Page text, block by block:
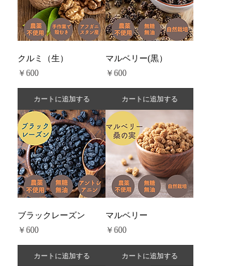
クルミ（生）
価格
￥600
カートに追加する
マルベリー(黒）
価格
￥600
カートに追加する
ブラックレーズン
価格
￥600
カートに追加する
マルベリー
価格
￥600
カートに追加する